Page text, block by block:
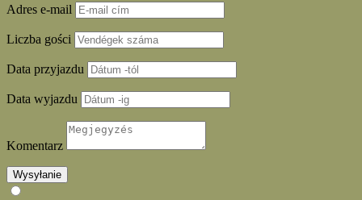
Adres e-mail
Liczba gości
Data przyjazdu
Data wyjazdu
Komentarz
Wysyłanie